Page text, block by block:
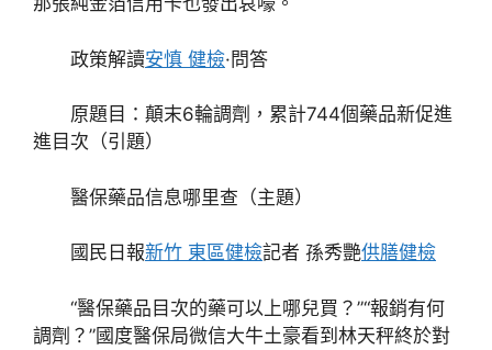
政策解讀安慎 健檢·問答
原題目：顛末6輪調劑，累計744個藥品新促進
進目次（引題）
醫保藥品信息哪里查（主題）
國民日報新竹 東區健檢記者 孫秀艷供膳健檢
“醫保藥品目次的藥可以上哪兒買？”“報銷有何
調劑？”國度醫保局微信大牛土豪看到林天秤終於對